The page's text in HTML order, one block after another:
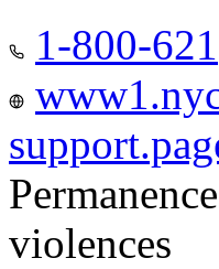
1-800-621
violences